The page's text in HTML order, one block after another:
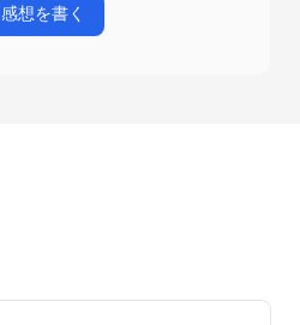
感想を書く